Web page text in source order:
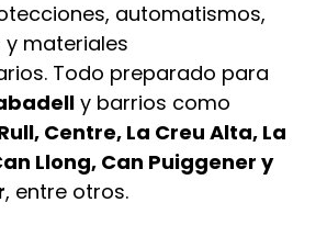
automatismos,
materiales
Todo preparado para
y barrios como
Centre, La Creu Alta, La
Llong, Can Puiggener y
, entre otros.